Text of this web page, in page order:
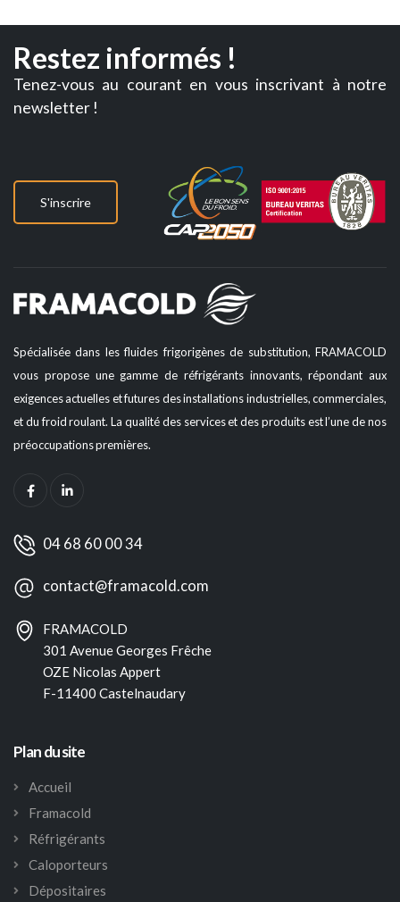
Restez informés !
Tenez-vous au courant en vous inscrivant à notre
newsletter !
S'inscrire
Spécialisée dans les fluides frigorigènes de substitution, FRAMACOLD
vous propose une gamme de réfrigérants innovants, répondant aux
exigences actuelles et futures des installations industrielles, commerciales,
et du froid roulant. La qualité des services et des produits est l’une de nos
préoccupations premières.
04 68 60 00 34
contact@framacold.com
FRAMACOLD
301 Avenue Georges Frêche
OZE Nicolas Appert
F-11400 Castelnaudary
Plan du site
Accueil
Framacold
Réfrigérants
Caloporteurs
Dépositaires